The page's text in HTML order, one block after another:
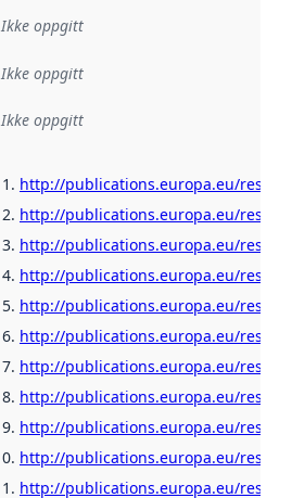
Ikke oppgitt
Ikke oppgitt
Ikke oppgitt
http://publications.europa.eu/
http://publications.europa.eu/
http://publications.europa.eu/
http://publications.europa.eu/
http://publications.europa.eu/
http://publications.europa.eu/
http://publications.europa.eu/
http://publications.europa.eu/
http://publications.europa.eu/
http://publications.europa.eu/
http://publications.europa.eu/